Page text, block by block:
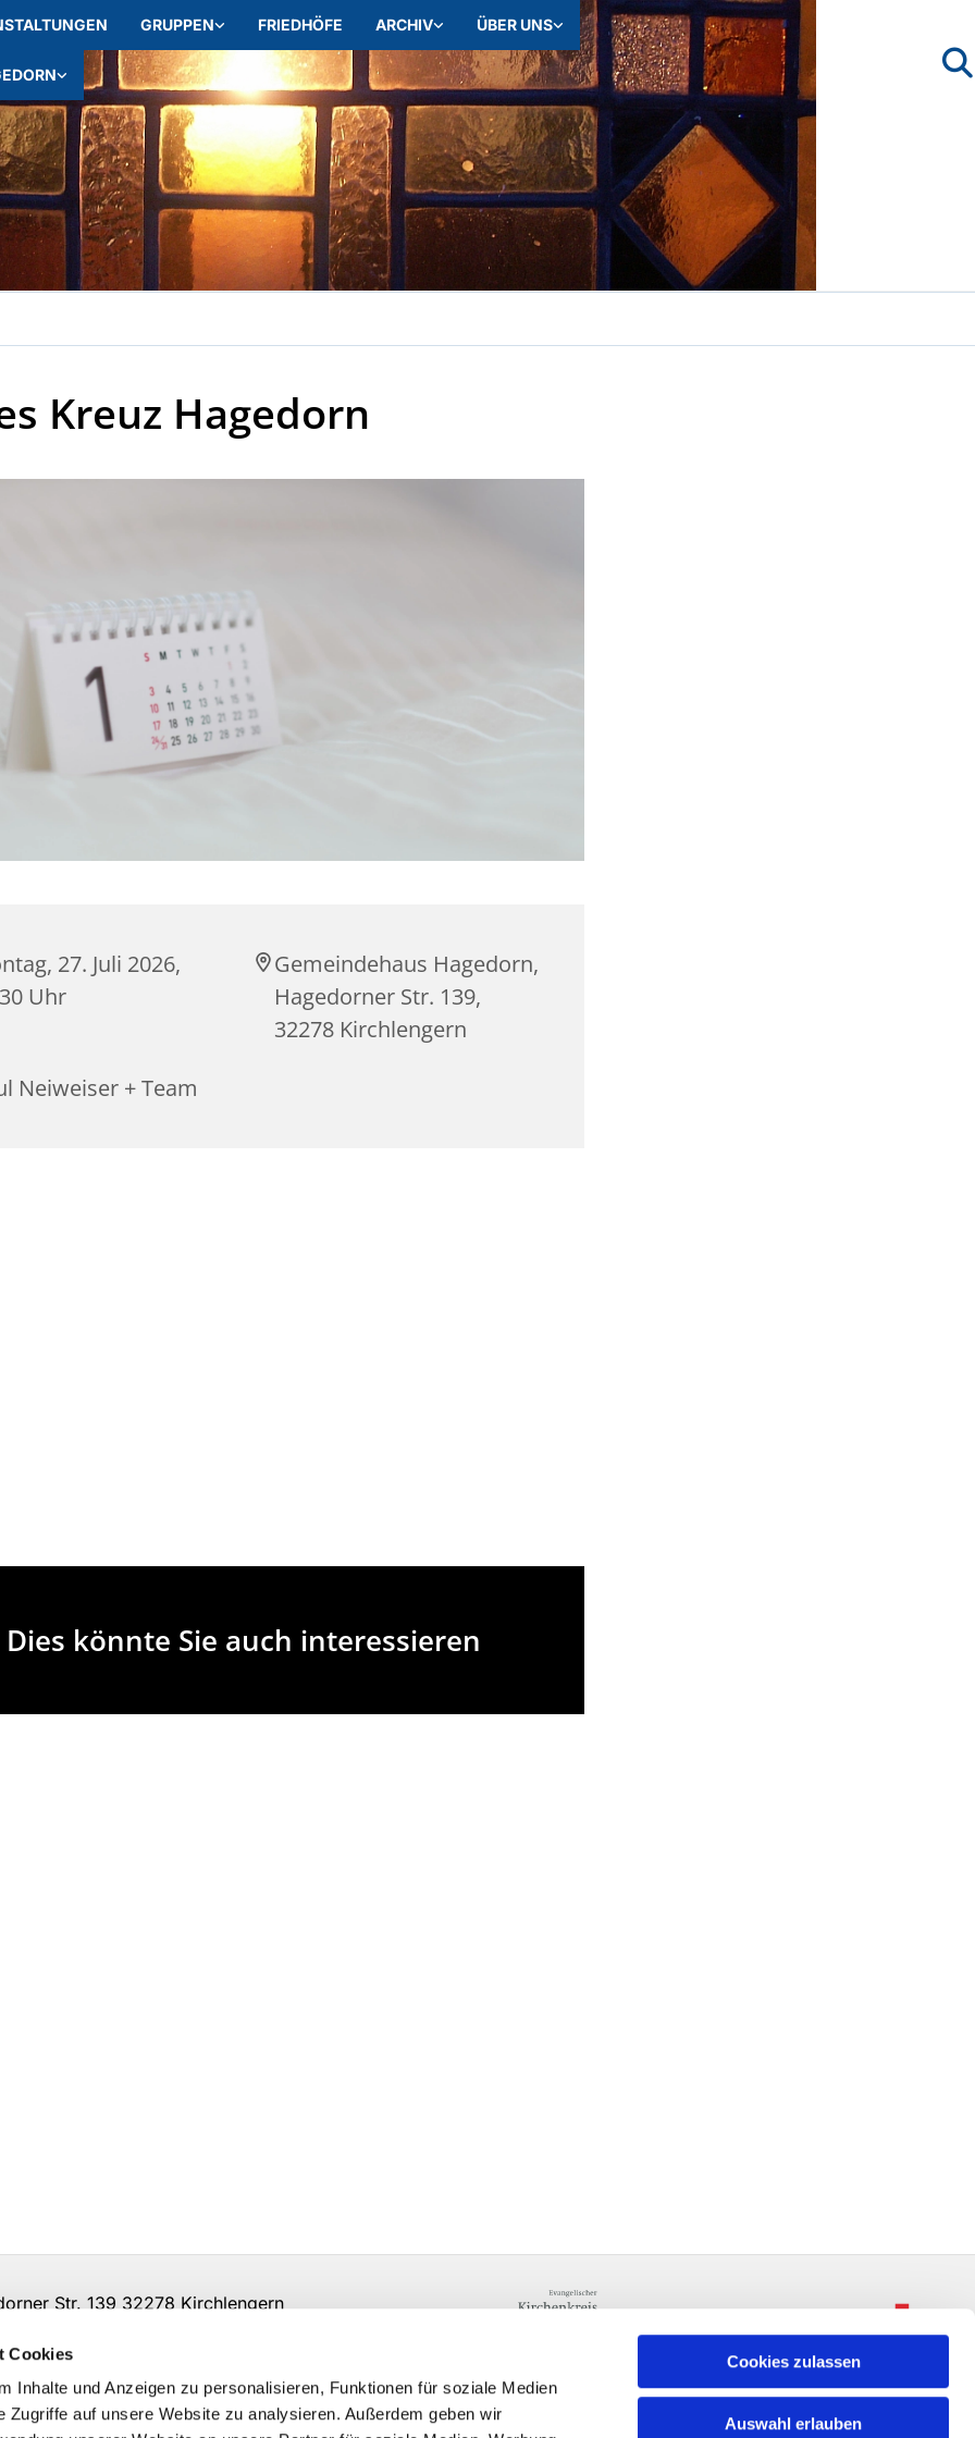
Cookies
Inhalte und Anzeigen zu personalisieren, Funktionen für soziale Medien
Zugriffe auf unsere Website zu analysieren. Außerdem geben wir
Cookies zulassen
Auswahl erlauben
GRUPPEN FRIEDHÖFE ARCHIV ÜBER UNS
Kreuz Hagedorn
27. Juli 2026,
Uhr
Gemeindehaus Hagedorn,
Hagedorner Str. 139,
32278 Kirchlengern
Neiweiser + Team
Dies könnte Sie auch interessieren
Str. 139 32278 Kirchlengern